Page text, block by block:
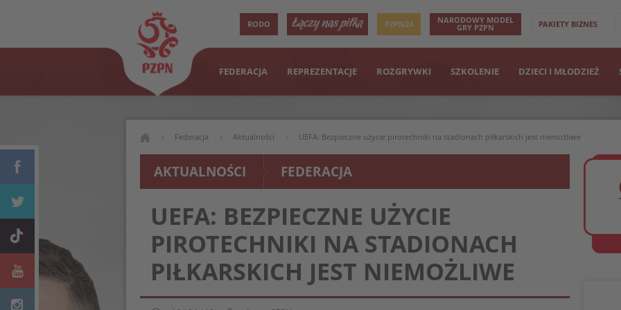
RODO PZPN24 NARODOWY MODEL
GRY PZPN PAKIETY BIZNES
FEDERACJA REPREZENTACJE ROZGRYWKI SZKOLENIE DZIECI I MŁODZIEŻ
Federacja Aktualności UEFA: Bezpieczne użycie pirotechniki na stadionach piłkarskich jest niemożliwe
AKTUALNOŚCI FEDERACJA
UEFA: BEZPIECZNE UŻYCIE
PIROTECHNIKI NA STADIONACH
PIŁKARSKICH JEST NIEMOŻLIWE